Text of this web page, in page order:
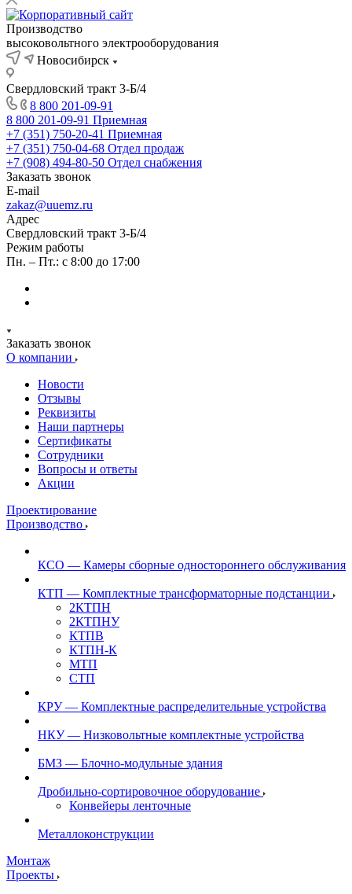
Производство
высоковольтного электрооборудования
Новосибирск
Свердловский тракт 3-Б/4
8 800 201-09-91
8 800 201-09-91 Приемная
+7 (351) 750-20-41 Приемная
+7 (351) 750-04-68 Отдел продаж
+7 (908) 494-80-50 Отдел снабжения
Заказать звонок
E-mail
zakaz@uuemz.ru
Адрес
Свердловский тракт 3-Б/4
Режим работы
Пн. – Пт.: с 8:00 до 17:00
Заказать звонок
О компании
Новости
Отзывы
Реквизиты
Наши партнеры
Сертификаты
Сотрудники
Вопросы и ответы
Акции
Проектирование
Производство
КСО — Камеры сборные одностороннего обслуживания
КТП — Комплектные трансформаторные подстанции
2КТПН
2КТПНУ
КТПВ
КТПН-К
МТП
СТП
КРУ — Комплектные распределительные устройства
НКУ — Низковольтные комплектные устройства
БМЗ — Блочно-модульные здания
Дробильно-сортировочное оборудование
Конвейеры ленточные
Металлоконструкции
Монтаж
Проекты